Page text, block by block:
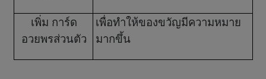
เพิ่ม การ์ด
อวยพรส่วนตัว
เพื่อทำให้ของขวัญมีความหมาย
มากขึ้น